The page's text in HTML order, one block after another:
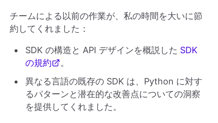
チームによる以前の作業が、私の時間を大いに節
約してくれました：
SDK の構造と API デザインを概説した SDK
の規約
。
異なる言語の既存の SDK は、Python に対す
るパターンと潜在的な改善点についての洞察
を提供してくれました。